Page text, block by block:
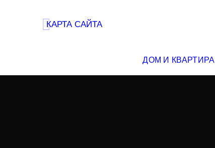
КАРТА САЙТА
ДОМ И КВАРТИРА